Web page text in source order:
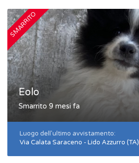
SMARRITO
Eolo
Smarrito 9 mesi fa
Luogo dell'ultimo avvistamento:
Via Calata Saraceno - Lido Azzurro (TA)